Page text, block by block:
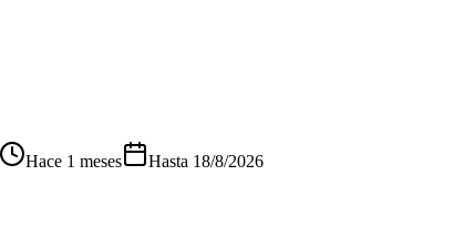
Hace 1 meses Hasta 18/8/2026